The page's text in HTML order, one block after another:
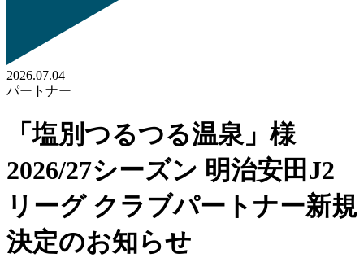
2026.07.04
パートナー
「塩別つるつる温泉」様
2026/27シーズン 明治安田J2
リーグ クラブパートナー新規
決定のお知らせ